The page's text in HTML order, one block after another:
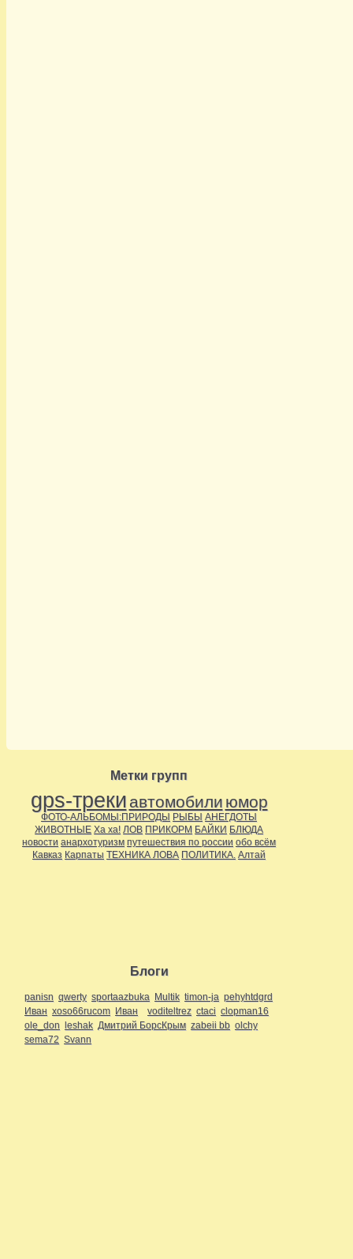
Метки групп
gps-треки автомобили юмор
ФОТО-АЛЬБОМЫ:ПРИРОДЫ РЫБЫ АНЕГДОТЫ
ЖИВОТНЫЕ Ха ха! ЛОВ ПРИКОРМ БАЙКИ БЛЮДА
новости анархотуризм путешествия по россии обо всём
Кавказ Карпаты ТЕХНИКА ЛОВА ПОЛИТИКА. Алтай
Блоги
panisn qwerty sportaazbuka Multik timon-ja pehyhtdgrd
Иван xoso66rucom Иван voditeltrez ctaci clopman16
ole_don leshak Дмитрий БорсКрым zabeii bb olchy
sema72 Svann